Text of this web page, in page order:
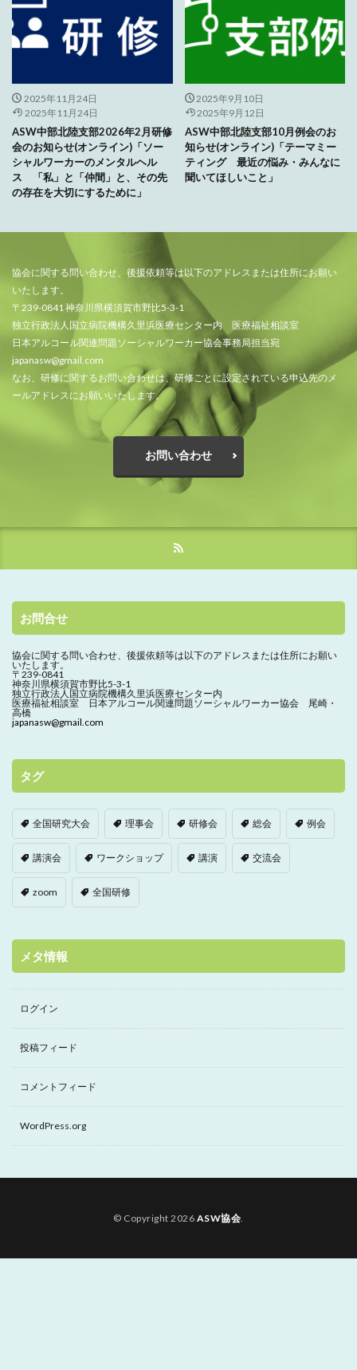
2025年11月24日
2025年11月24日
ASW中部北陸支部2026年2月研修
会のお知らせ(オンライン)「ソー
シャルワーカーのメンタルヘル
ス 「私」と「仲間」と、その先
の存在を大切にするために」
2025年9月10日
2025年9月12日
ASW中部北陸支部10月例会のお
知らせ(オンライン)「テーマミー
ティング 最近の悩み・みんなに
聞いてほしいこと」
協会に関する問い合わせ、後援依頼等は以下のアドレスまたは住所にお願い
いたします。
〒239-0841 神奈川県横須賀市野比5-3-1
独立行政法人国立病院機構久里浜医療センター内 医療福祉相談室
日本アルコール関連問題ソーシャルワーカー協会事務局担当宛
japanasw@gmail.com
なお、研修に関するお問い合わせは、研修ごとに設定されている申込先のメ
ールアドレスにお願いいたします。
お問い合わせ
お問合せ
協会に関する問い合わせ、 後援依頼等は以下のアドレスまたは住所にお願い
いたします。
〒239-0841
神奈川県横須賀市野比5-3-1
独立行政法人国立病院機構久里浜医療センター内
医療福祉相談室 日本アルコール関連問題ソーシャルワーカー協会 尾崎・
高橋
japanasw@gmail.com
タグ
全国研究大会 理事会 研修会 総会 例会
講演会 ワークショップ 講演 交流会
zoom 全国研修
メタ情報
ログイン
投稿フィード
コメントフィード
WordPress.org
© Copyright 2026 ASW協会